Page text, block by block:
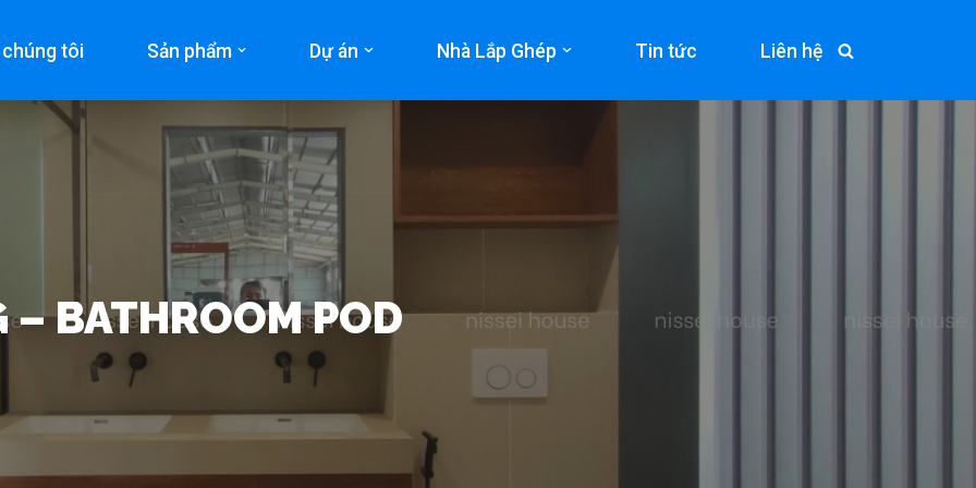
chúng tôi Sản phẩm Dự án Nhà Lắp Ghép Tin tức Liên hệ
BATHROOM POD